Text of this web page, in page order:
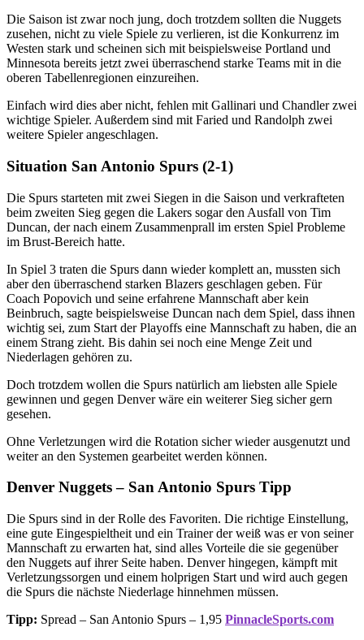
Die Saison ist zwar noch jung, doch trotzdem sollten die Nuggets
zusehen, nicht zu viele Spiele zu verlieren, ist die Konkurrenz im
Westen stark und scheinen sich mit beispielsweise Portland und
Minnesota bereits jetzt zwei überraschend starke Teams mit in die
oberen Tabellenregionen einzureihen.
Einfach wird dies aber nicht, fehlen mit Gallinari und Chandler zwei
wichtige Spieler. Außerdem sind mit Faried und Randolph zwei
weitere Spieler angeschlagen.
Situation San Antonio Spurs (2-1)
Die Spurs starteten mit zwei Siegen in die Saison und verkrafteten
beim zweiten Sieg gegen die Lakers sogar den Ausfall von Tim
Duncan, der nach einem Zusammenprall im ersten Spiel Probleme
im Brust-Bereich hatte.
In Spiel 3 traten die Spurs dann wieder komplett an, mussten sich
aber den überraschend starken Blazers geschlagen geben. Für
Coach Popovich und seine erfahrene Mannschaft aber kein
Beinbruch, sagte beispielsweise Duncan nach dem Spiel, dass ihnen
wichtig sei, zum Start der Playoffs eine Mannschaft zu haben, die an
einem Strang zieht. Bis dahin sei noch eine Menge Zeit und
Niederlagen gehören zu.
Doch trotzdem wollen die Spurs natürlich am liebsten alle Spiele
gewinnen und gegen Denver wäre ein weiterer Sieg sicher gern
gesehen.
Ohne Verletzungen wird die Rotation sicher wieder ausgenutzt und
weiter an den Systemen gearbeitet werden können.
Denver Nuggets – San Antonio Spurs Tipp
Die Spurs sind in der Rolle des Favoriten. Die richtige Einstellung,
eine gute Eingespieltheit und ein Trainer der weiß was er von seiner
Mannschaft zu erwarten hat, sind alles Vorteile die sie gegenüber
den Nuggets auf ihrer Seite haben. Denver hingegen, kämpft mit
Verletzungssorgen und einem holprigen Start und wird auch gegen
die Spurs die nächste Niederlage hinnehmen müssen.
Tipp: Spread – San Antonio Spurs – 1,95 PinnacleSports.com